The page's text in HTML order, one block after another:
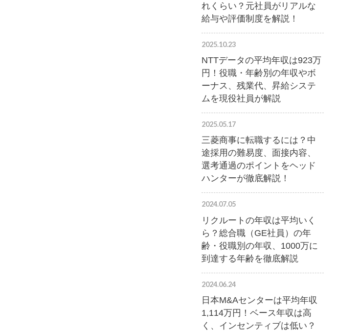
れくらい？元社員がリアルな
給与や評価制度を解説！
2025.10.23
NTTデータの平均年収は923万
円！役職・年齢別の年収やボ
ーナス、残業代、昇給システ
ムを現役社員が解説
2025.05.17
三菱商事に転職するには？中
途採用の難易度、面接内容、
選考通過のポイントをヘッド
ハンターが徹底解説！
2024.07.05
リクルートの年収は平均いく
ら？総合職（GE社員）の年
齢・役職別の年収、1000万に
到達する年齢を徹底解説
2024.06.24
日本M&Aセンターは平均年収
1,114万円！ベース年収は高
く、インセンティブは低い？